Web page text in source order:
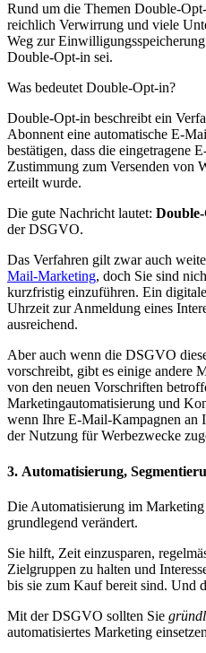
Rund um die Themen Double-
reichlich Verwirrung und viele
Weg zur
Double-Opt-in sei.
Was bedeutet Double-Opt-in?
Double-Opt-in beschreibt ein
Abonnent eine automatische E-
bestätigen, dass die eingetragene
Zustimmung zum Versenden von
erteilt wurde.
Die gute Nachricht lautet:
der DSGVO.
Das Verfahren gilt zwar auch
Mail-Marketing, doch Sie sind
kurzfristig einzuführen. Ein
Uhrzeit zur Anmeldung eines
ausreichend.
Aber auch wenn die DSGVO
vorschreibt, gibt es einige andere
von den neuen Vorschriften
Marketingautomatisierung und
wenn Ihre E-Mail-Kampagnen an
der Nutzung für Werbezwecke
3. Automatisierung,
Die Automatisierung im
grundlegend verändert.
Sie hilft, Zeit einzusparen,
Zielgruppen zu halten und
bis sie zum Kauf bereit sind. Und
Mit der DSGVO sollten Sie
automatisiertes Marketing